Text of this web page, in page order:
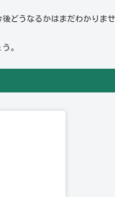
どうなるかはまだわかりませ
。